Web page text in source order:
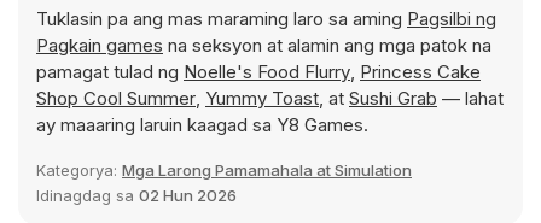
Tuklasin pa ang mas maraming laro sa aming Pagsilbi ng
Pagkain games na seksyon at alamin ang mga patok na
pamagat tulad ng Noelle's Food Flurry, Princess Cake
Shop Cool Summer, Yummy Toast, at Sushi Grab — lahat
ay maaaring laruin kaagad sa Y8 Games.
Kategorya: Mga Larong Pamamahala at Simulation
Idinagdag sa 02 Hun 2026